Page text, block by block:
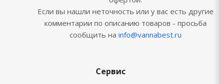
Если вы нашли неточность или у вас есть другие
комментарии по описанию товаров - просьба
сообщить на info@vannabest.ru
Сервис